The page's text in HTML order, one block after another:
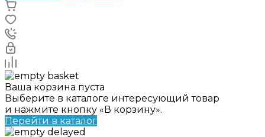
Ваша корзина пуста
Выберите в каталоге интересующий товар
и нажмите кнопку «В корзину».
Перейти в каталог